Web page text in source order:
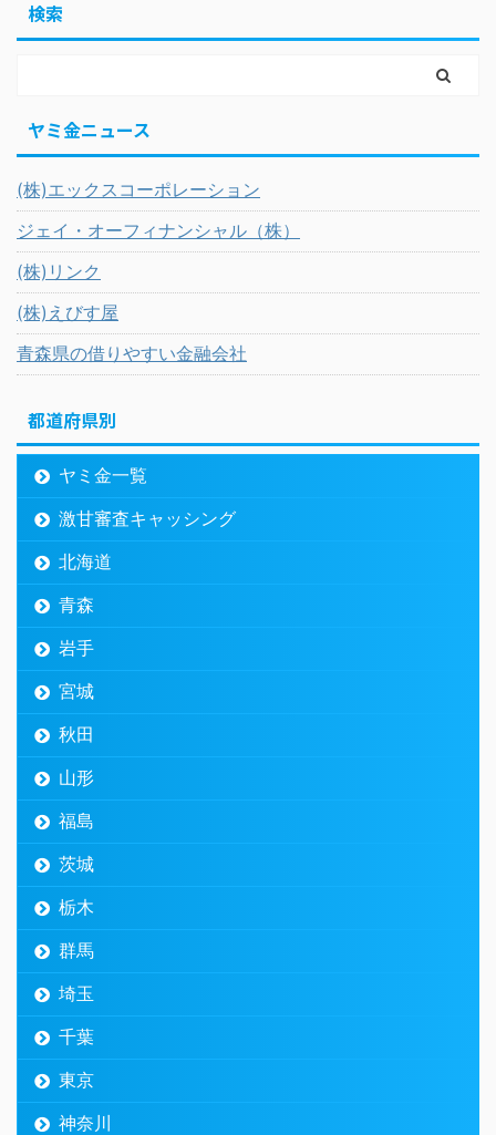
検索
ヤミ金ニュース
(株)エックスコーポレーション
ジェイ・オーフィナンシャル（株）
(株)リンク
(株)えびす屋
青森県の借りやすい金融会社
都道府県別
ヤミ金一覧
激甘審査キャッシング
北海道
青森
岩手
宮城
秋田
山形
福島
茨城
栃木
群馬
埼玉
千葉
東京
神奈川